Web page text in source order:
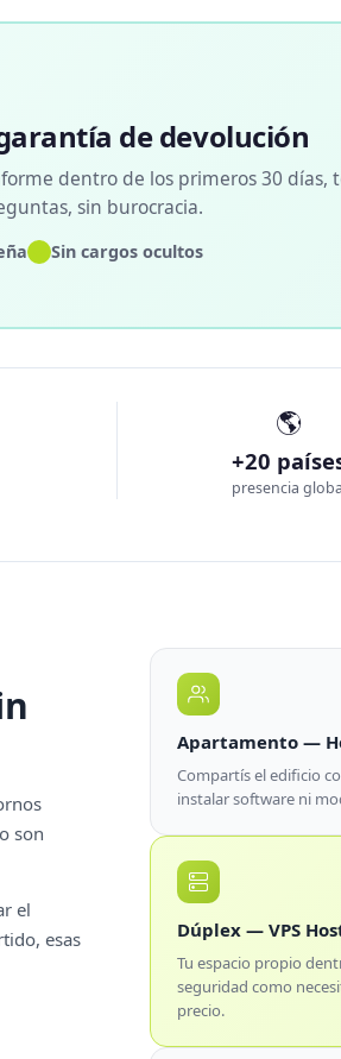
de devolución
dentro de los primeros 30 días,
sin burocracia.
✓Sin cargos ocultos
🌎
+20
presencia
son
el
esas
Apartamento —
Compartís el edificio
instalar software ni
Dúplex — VPS
Tu espacio propio
seguridad como
precio.